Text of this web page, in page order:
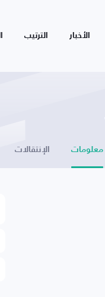
الأخبار الترتيب
معلومات الإنتقالات